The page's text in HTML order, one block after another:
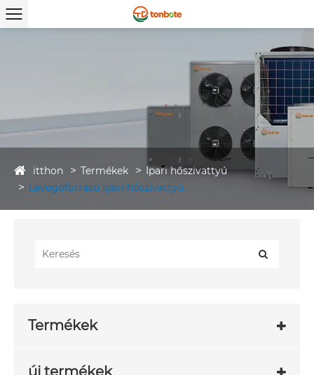
itthon Termékek
Ipari hőszivattyú
Levegőforrású ipari hőszivattyú
Termékek
új termékek